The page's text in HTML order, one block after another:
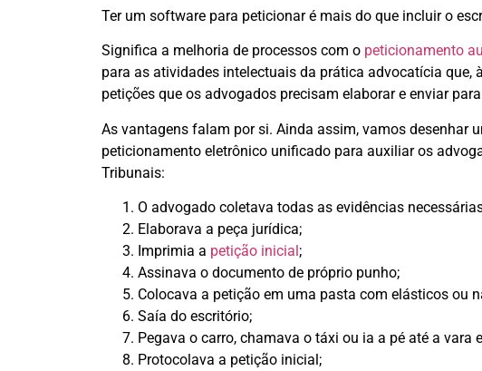
Ter um software para peticionar é mais do que incluir o
Significa a melhoria de processos com o peticionamento
para as atividades intelectuais da prática advocatícia que,
petições que os advogados precisam elaborar e enviar
As vantagens falam por si. Ainda assim, vamos desenhar
peticionamento eletrônico unificado para auxiliar os
Tribunais:
O advogado coletava todas as evidências
Elaborava a peça jurídica;
Imprimia a petição inicial ;
Assinava o documento de próprio punho;
Colocava a petição em uma pasta com elásticos ou
Saía do escritório;
Pegava o carro, chamava o táxi ou ia a pé até a vara
Protocolava a petição inicial;